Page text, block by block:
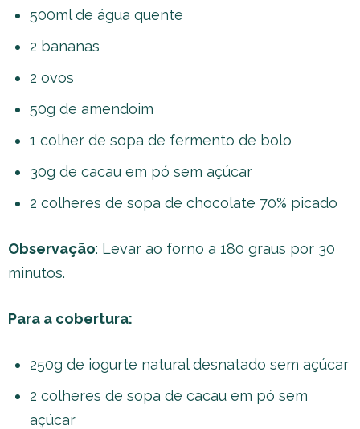
500ml de água quente
2 bananas
2 ovos
50g de amendoim
1 colher de sopa de fermento de bolo
30g de cacau em pó sem açúcar
2 colheres de sopa de chocolate 70% picado
Observação: Levar ao forno a 180 graus por 30
minutos.
Para a cobertura:
250g de iogurte natural desnatado sem açúcar
2 colheres de sopa de cacau em pó sem
açúcar